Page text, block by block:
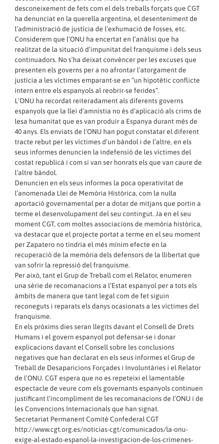
desconeixement de fets com el dels treballs forçats que CGT
ha denunciat en la querella argentina, el desenteniment de
l’administració de justícia de l’exhumació de fosses, etc.
Considerem que l’ONU ha encertat en l’anàlisi que ha
realitzat de la situació d’impunitat del franquisme i dels seus
continuadors. No s’ha deixat convèncer per les excuses que
presenten els governs per a no afrontar l’atorgament de
justícia a les víctimes emparant-se en “un hipotètic conflicte
intern entre els espanyols al reobrir-se ferides”.
L’ONU ha recordat reiteradament als diferents governs
espanyols que la llei d’amnistia no és d’aplicació als crims de
lesa humanitat que es van produir a Espanya durant més de
40 anys. Els enviats de l’ONU han pogut constatar el diferent
tracte rebut per les víctimes d’un bàndol i de l’altre, en els
seus informes denuncien la indefensió de les víctimes del
costat republicà i com si van ser honrats els que van caure de
l’altre bàndol.
Denuncien en els seus informes la poca operativitat de
l’anomenada Llei de Memòria Històrica, com la nul·la
aportació governamental per a dotar de mitjans que portin a
terme el desenvolupament del seu contingut. Ja en el seu
moment CGT, com moltes associacions de memòria històrica,
va destacar que el projecte portat a terme en el seu moment
per Zapatero no tindria el més mínim efecte en la
recuperació de la memòria dels defensors de la llibertat que
van sofrir la repressió del franquisme.
Per això, tant el Grup de Treball com el Relator, enumeren
una sèrie de recomanacions a l’Estat espanyol per a tots els
àmbits de manera que tant legal com de fet siguin
reconeguts i reparats els danys ocasionats a les víctimes del
franquisme.
En els pròxims dies seran llegits davant el Consell de Drets
Humans i el govern espanyol pot defensar-se i donar
explicacions davant el Consell sobre les conclusions
negatives que han declarat en els seus informes el Grup de
Treball de Desaparicions Forçades i Involuntàries i el Relator
de l’ONU. CGT espera que no es repeteixi el lamentable
espectacle de veure com els governants espanyols continuen
justificant l’incompliment de les recomanacions de l’ONU i de
les Convencions Internacionals que han signat.
Secretariat Permanent Comitè Confederal CGT
http://www.cgt.org.es/noticias-cgt/comunicados/la-onu-
exige-al-estado-espanol-la-investigacion-de-los-crimenes-